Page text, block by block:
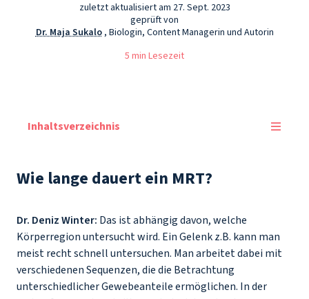
zuletzt aktualisiert am 27. Sept. 2023
geprüft von
Dr. Maja Sukalo, Biologin, Content Managerin und Autorin
5 min Lesezeit
Inhaltsverzeichnis
Wie lange dauert ein MRT?
Dr. Deniz Winter: Das ist abhängig davon, welche
Körperregion untersucht wird. Ein Gelenk z.B. kann man
meist recht schnell untersuchen. Man arbeitet dabei mit
verschiedenen Sequenzen, die die Betrachtung
unterschiedlicher Gewebeanteile ermöglichen. In der